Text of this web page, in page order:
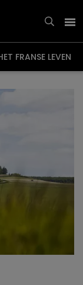
FRANSE LEVEN